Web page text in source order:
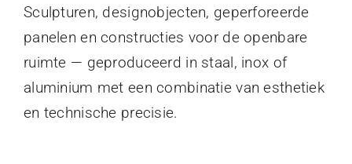
Sculpturen, designobjecten, geperforeerde
panelen en constructies voor de openbare
ruimte — geproduceerd in staal, inox of
aluminium met een combinatie van esthetiek
en technische precisie.